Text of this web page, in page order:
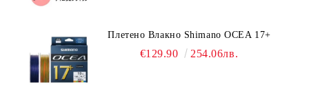
Плетено Влакно Shimano OCEA 17+
€129.90 254.06лв.